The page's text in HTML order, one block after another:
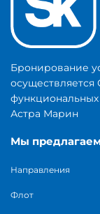
Бронирование
Астра Марин
Мы
Направления
Флот